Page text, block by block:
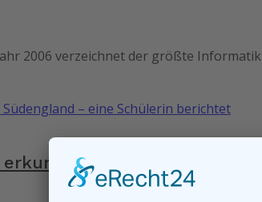
2006 verzeichnet der größte
Südengland – eine